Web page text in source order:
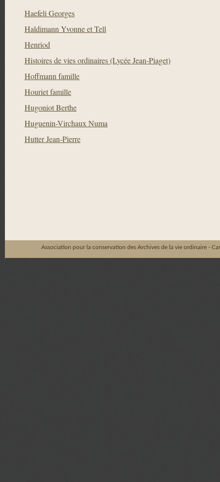
Haefeli Georges
Haldimann Yvonne et Tell
Henriod
Histoires de vies ordinaires (Lycée Jean-Piaget)
Hoffmann famille
Houriet famille
Hugoniot Berthe
Huguenin-Virchaux Numa
Hutter Jean-Pierre
Association pour la conservation des Archives de la vie ordinaire -